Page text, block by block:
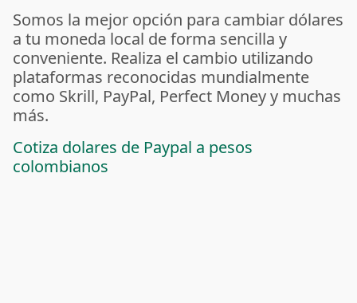
Somos la mejor opción para cambiar dólares
a tu moneda local de forma sencilla y
conveniente. Realiza el cambio utilizando
plataformas reconocidas mundialmente
como Skrill, PayPal, Perfect Money y muchas
más.
Cotiza dolares de Paypal a pesos
colombianos